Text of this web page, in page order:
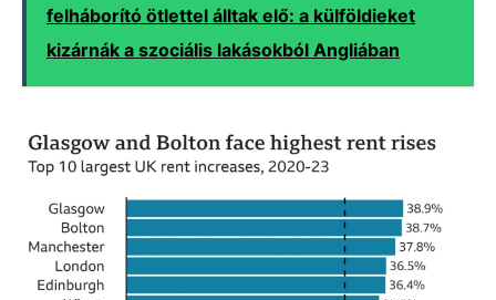
felháborító ötlettel álltak elő: a külföldieket
kizárnák a szociális lakásokból Angliában